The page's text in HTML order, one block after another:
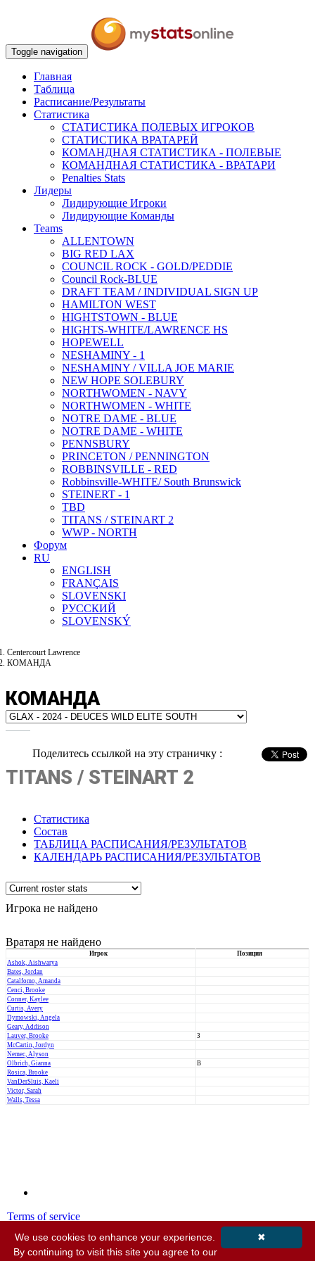
Toggle navigation
Главная
Таблица
Расписание/Результаты
Статистика
СТАТИСТИКА ПОЛЕВЫХ ИГРОКОВ
СТАТИСТИКА ВРАТАРЕЙ
КОМАНДНАЯ СТАТИСТИКА - ПОЛЕВЫЕ
КОМАНДНАЯ СТАТИСТИКА - ВРАТАРИ
Penalties Stats
Лидеры
Лидирующие Игроки
Лидирующие Команды
Teams
ALLENTOWN
BIG RED LAX
COUNCIL ROCK - GOLD/PEDDIE
Council Rock-BLUE
DRAFT TEAM / INDIVIDUAL SIGN UP
HAMILTON WEST
HIGHTSTOWN - BLUE
HIGHTS-WHITE/LAWRENCE HS
HOPEWELL
NESHAMINY - 1
NESHAMINY / VILLA JOE MARIE
NEW HOPE SOLEBURY
NORTHWOMEN - NAVY
NORTHWOMEN - WHITE
NOTRE DAME - BLUE
NOTRE DAME - WHITE
PENNSBURY
PRINCETON / PENNINGTON
ROBBINSVILLE - RED
Robbinsville-WHITE/ South Brunswick
STEINERT - 1
TBD
TITANS / STEINART 2
WWP - NORTH
Форум
RU
ENGLISH
FRANÇAIS
SLOVENSKI
РУССКИЙ
SLOVENSKÝ
Centercourt Lawrence
КОМАНДА
КОМАНДА
Поделитесь ссылкой на эту страничку :
TITANS / STEINART 2
Статистика
Состав
ТАБЛИЦА РАСПИСАНИЯ/РЕЗУЛЬТАТОВ
КАЛЕНДАРЬ РАСПИСАНИЯ/РЕЗУЛЬТАТОВ
Игрока не найдено
Вратаря не найдено
Игрок
Позиция
Ashok, Aishwarya
Bates, Jordan
Catalfomo, Amanda
Cenci, Brooke
Conner, Kaylee
Curtis, Avery
Dymowski, Angela
Geary, Addison
Lauver, Brooke
З
McCartin, Jordyn
Nemec, Alyson
Olbrich, Gianna
В
Rosica, Brooke
VanDerSluis, Kaeli
Victor, Sarah
Walls, Tessa
Terms of service
© 2001-2026 MyStatsOnline.com
✖
We use cookies to enhance your experience.
By continuing to visit this site you agree to our